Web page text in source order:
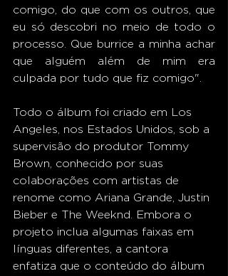
comigo, do que com os outros, que
eu só descobri no meio de todo o
processo. Que burrice a minha achar
que alguém além de mim era
culpada por tudo que fiz comigo".
Todo o álbum foi criado em Los
Angeles, nos Estados Unidos, sob a
supervisão do produtor Tommy
Brown, conhecido por suas
colaborações com artistas de
renome como Ariana Grande, Justin
Bieber e The Weeknd. Embora o
projeto inclua algumas faixas em
línguas diferentes, a cantora
enfatiza que o conteúdo do álbum